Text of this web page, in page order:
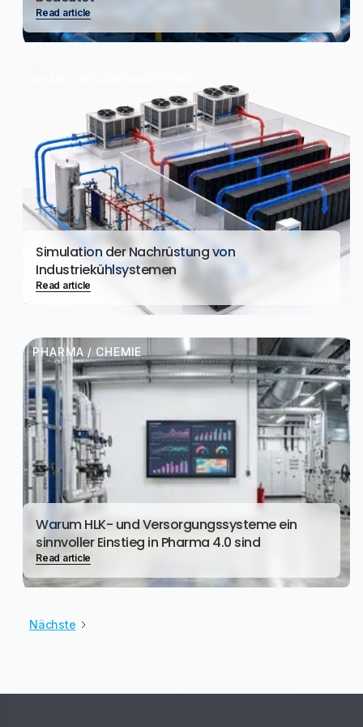
Read article
Simulation der Nachrüstung von
Industriekühlsystemen
Read article
PHARMA / CHEMIE
Warum HLK- und Versorgungssysteme ein
sinnvoller Einstieg in Pharma 4.0 sind
Read article
Nächste